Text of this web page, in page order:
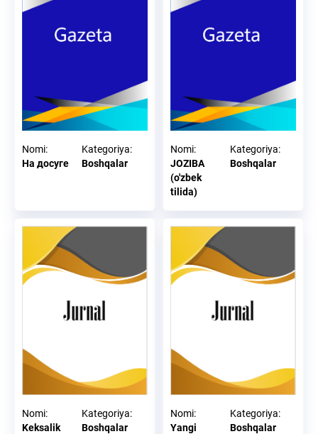
Nomi:
На досуге
Kategoriya:
Boshqalar
Nomi:
JOZIBA
(o'zbek
tilida)
Kategoriya:
Boshqalar
Nomi:
Keksalik
Kategoriya:
Boshqalar
Nomi:
Yangi
Kategoriya:
Boshqalar